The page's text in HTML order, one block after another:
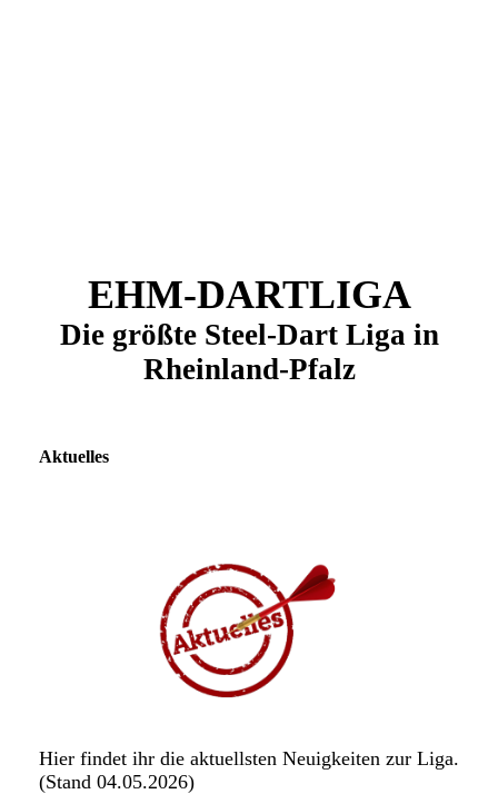
EHM-DARTLIGA
Die größte Steel-Dart Liga in
Rheinland-Pfalz
Aktuelles
Hier findet ihr die aktuellsten Neuigkeiten zur Liga.
(Stand 04.05.2026)